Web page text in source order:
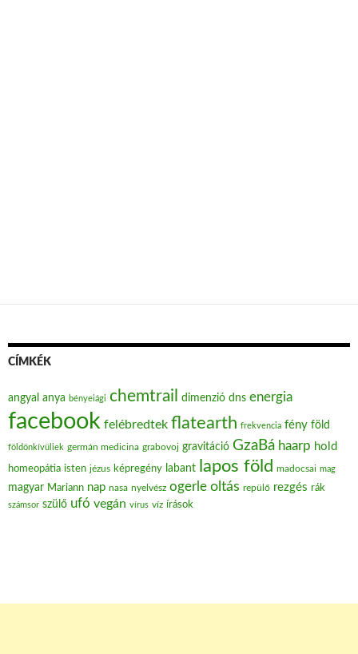
CÍMKÉK
angyal anya bényeiági chemtrail dimenzió dns energia
facebook felébredtek flatearth frekvencia fény föld
földönkívüliek germán medicina grabovoj gravitáció GzaBá haarp hold
homeopátia isten jézus képregény labant lapos föld madocsai mag
magyar Mariann nap nasa nyelvész ogerle oltás repülő rezgés rák
számsor szülő ufó vegán vírus víz írások